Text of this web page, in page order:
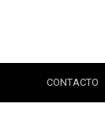
CONTACTO